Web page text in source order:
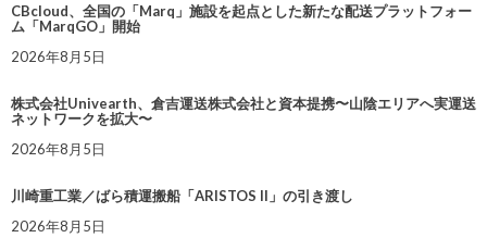
CBcloud、全国の「Marq」施設を起点とした新たな配送プラットフォー
ム「MarqGO」開始
2026年8月5日
株式会社Univearth、倉吉運送株式会社と資本提携〜山陰エリアへ実運送
ネットワークを拡大〜
2026年8月5日
川崎重工業／ばら積運搬船「ARISTOS II」の引き渡し
2026年8月5日